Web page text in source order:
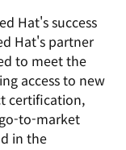
Hat's success
Hat's partner
to meet the
access to new
certification,
to-market
in the